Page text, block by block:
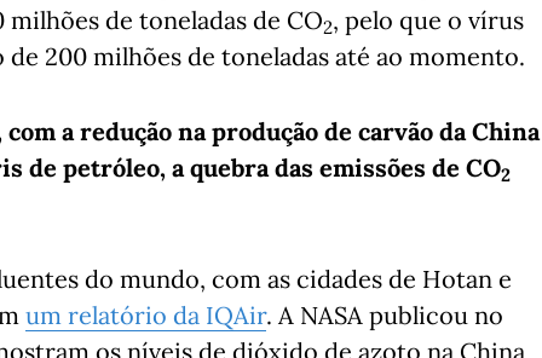
de toneladas de CO2, pelo que o vírus
200 milhões de toneladas até ao momento.
a redução na produção de carvão da China
de petróleo, a quebra das emissões de CO2
do mundo, com as cidades de Hotan e
um relatório da IQAir. A NASA publicou no
os níveis de dióxido de azoto na China